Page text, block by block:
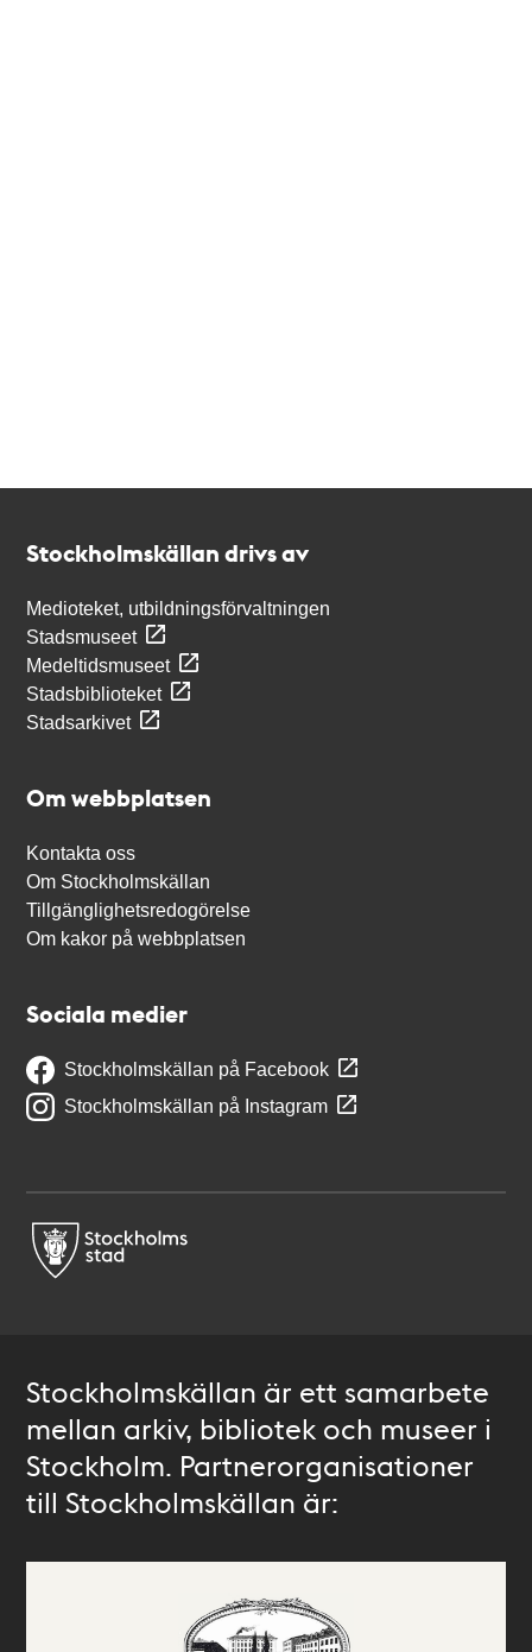
Stockholmskällan drivs av
Medioteket, utbildningsförvaltningen
Stadsmuseet
Medeltidsmuseet
Stadsbiblioteket
Stadsarkivet
Om webbplatsen
Kontakta oss
Om Stockholmskällan
Tillgänglighetsredogörelse
Om kakor på webbplatsen
Sociala medier
Stockholmskällan på Facebook
Stockholmskällan på Instagram
Stockholmskällan är ett samarbete
mellan arkiv, bibliotek och museer i
Stockholm. Partnerorganisationer
till Stockholmskällan är: